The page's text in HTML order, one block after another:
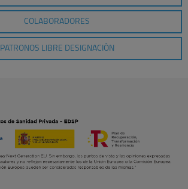
COLABORADORES
PATRONOS LIBRE DESIGNACIÓN